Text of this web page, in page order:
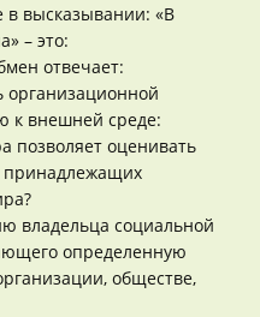
высказывании: «В
– это:
отвечает:
к внешней среде:
позволяет оценивать
принадлежащих
владельца социальной
определенную
обществе,